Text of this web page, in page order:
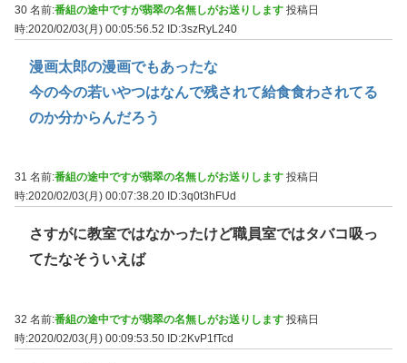
30 名前:番組の途中ですが翡翠の名無しがお送りします 投稿日
時:2020/02/03(月) 00:05:56.52 ID:3szRyL240
漫画太郎の漫画でもあったな
今の今の若いやつはなんで残されて給食食わされてる
のか分からんだろう
31 名前:番組の途中ですが翡翠の名無しがお送りします 投稿日
時:2020/02/03(月) 00:07:38.20 ID:3q0t3hFUd
さすがに教室ではなかったけど職員室ではタバコ吸っ
てたなそういえば
32 名前:番組の途中ですが翡翠の名無しがお送りします 投稿日
時:2020/02/03(月) 00:09:53.50 ID:2KvP1fTcd